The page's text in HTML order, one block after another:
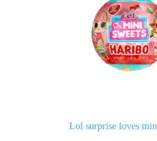
Lol surprise loves